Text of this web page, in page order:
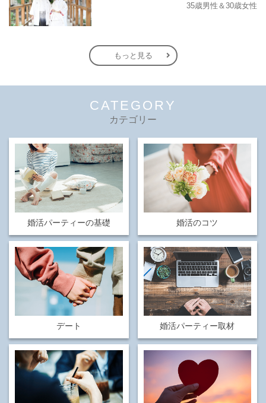
35歳男性＆30歳女性
もっと見る
CATEGORY
カテゴリー
婚活パーティーの基礎 婚活のコツ
デート 婚活パーティー取材